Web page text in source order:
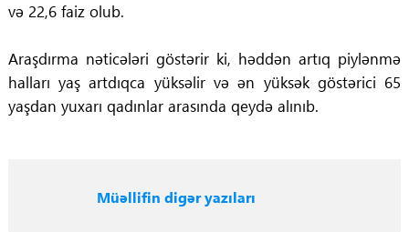
və 22,6 faiz olub.
Araşdırma nəticələri göstərir ki, həddən artıq piylənmə
halları yaş artdıqca yüksəlir və ən yüksək göstərici 65
yaşdan yuxarı qadınlar arasında qeydə alınıb.
Müəllifin digər yazıları